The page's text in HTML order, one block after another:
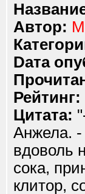
Автор:
Dата
Рейтинг:
Цитата:
Анжела. -
вдоволь
сока,
клитор,